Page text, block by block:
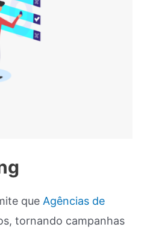
queAgências de
tornando campanhas